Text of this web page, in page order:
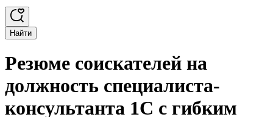
Найти
Резюме соискателей на
должность специалиста-
консультанта 1С с гибким